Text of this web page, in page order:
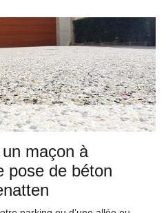
maçon à
pose de béton